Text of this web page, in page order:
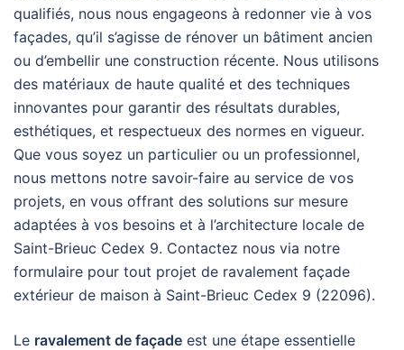
qualifiés, nous nous engageons à redonner vie à vos
façades, qu’il s’agisse de rénover un bâtiment ancien
ou d’embellir une construction récente. Nous utilisons
des matériaux de haute qualité et des techniques
innovantes pour garantir des résultats durables,
esthétiques, et respectueux des normes en vigueur.
Que vous soyez un particulier ou un professionnel,
nous mettons notre savoir-faire au service de vos
projets, en vous offrant des solutions sur mesure
adaptées à vos besoins et à l’architecture locale de
Saint-Brieuc Cedex 9. Contactez nous via notre
formulaire pour tout projet de ravalement façade
extérieur de maison à Saint-Brieuc Cedex 9 (22096).
Le ravalement de façade est une étape essentielle